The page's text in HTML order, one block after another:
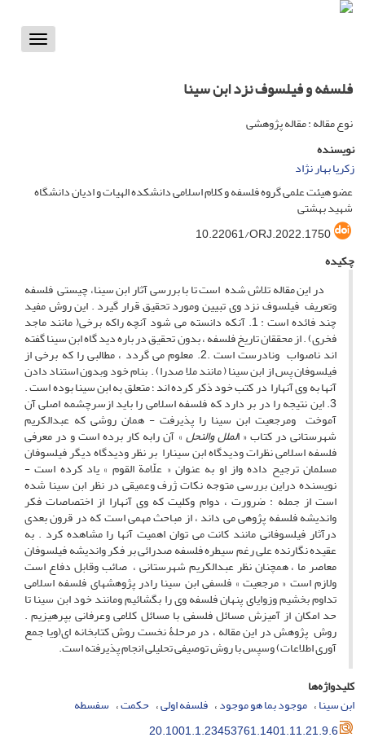
Toggle
فلسفه و فیلسوف نزد ابن سینا
نوع مقاله : مقاله پژوهشی
نویسنده
زکریا بهار نژاد
عضو هیئت علمی گروه فلسفه و کلام اسلامی دانشکده الهیات و ادیان دانشگاه
شهید بهشتی
10.22061/ORJ.2022.1750
چکیده
در این مقاله تلاش شده است تا با بررسی آثار ابن سینا، چیستی فلسفه
وتعریف فیلسوف نزد وی تبیین ومورد تحقیق قرار گیرد . این روش مفید
چند فائده است : 1. آنکه دانسته می شود آنچه راکه برخی( مانند ماجد
فخری) . از محققان تاریخ فلسفه ، بدون تحقیق در باره دید گاه ابن سینا گفته
اند ناصواب ونادرست است .2. معلوم می گردد ، مطالبی را که برخی از
فیلسوفان پس از ابن سینا ( مانند ملا صدرا) . بنام خود وبدون استناد دادن
آنها به وی آنهارا در کتب خود ذکر کرده اند ؛ متعلق به ابن سینا بوده است .
3. این نتیجه را در بر دارد که فلسفه اسلامی را باید ازسرچشمه اصلی آن
آموخت ومرجعیت ابن سینا را پذیرفت - همان روشی که عبدالکریم
شهرستانی در کتاب « الملل والنحل» آن رابه کار برده است و در معرفی
فلسفه اسلامی نظرات ودیدگاه ابن سینارا بر نظر ودیدگاه دیگر فیلسوفان
مسلمان ترجیح داده واز او به عنوان « علّامة القوم » یاد کرده است -
نویسنده دراین بررسی متوجه نکات ژرف وعمیقی در نظر ابن سینا شده
است از جمله : ضرورت ، دوام وکلیت که وی آنهارا از اختصاصات فکر
واندیشه فلسفه پژوهی می داند ، از مباحث مهمی است که در قرون بعدی
درآثار فیلسوفانی مانند کانت می توان اهمیت آنها را مشاهده کرد . به
عقیده نگارنده علی رغم سیطره فلسفه صدرائی بر فکر واندیشه فیلسوفان
معاصر ما ، همچنان نظر عبدالکریم شهرستانی ، صائب وقابل دفاع است
ولازم است « مرجعیت » فلسفی ابن سینا رادر پژوهشهای فلسفه اسلامی
تداوم بخشیم وزوایای پنهان فلسفه وی را بگشائیم ومانند خود ابن سینا تا
حد امکان از آمیزش مسائل فلسفی با مسائل کلامی وعرفانی بپرهیزیم .
روش پژوهش در این مقاله ، در مرحلۀ نخست روش کتابخانه ای(ویا جمع
آوری اطلاعات) وسپس با روش توصیفی تحلیلی انجام پذیرفته است.
کلیدواژه‌ها
ابن سینا موجود بما هو موجود فلسفه اولی حکمت سفسطه
20.1001.1.23453761.1401.11.21.9.6